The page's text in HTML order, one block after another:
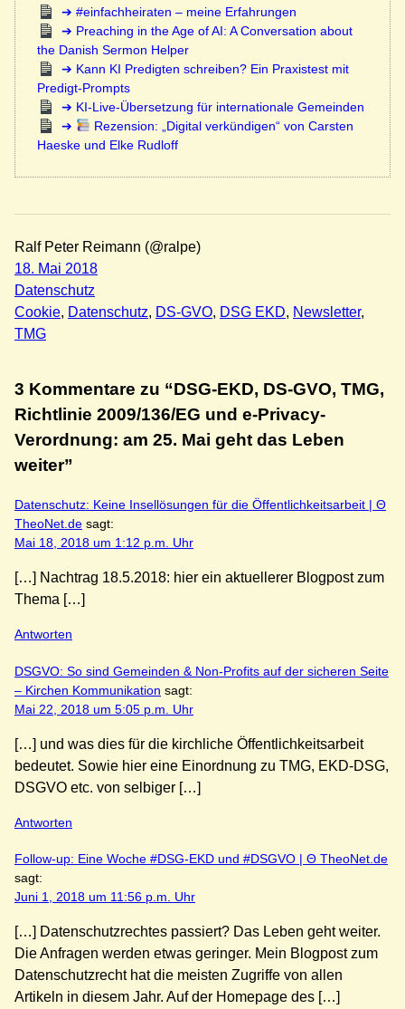
#einfachheiraten – meine Erfahrungen
Preaching in the Age of AI: A Conversation about
the Danish Sermon Helper
Kann KI Predigten schreiben? Ein Praxistest mit
Predigt-Prompts
KI-Live-Übersetzung für internationale Gemeinden
Rezension: „Digital verkündigen“ von Carsten
Haeske und Elke Rudloff
Ralf Peter Reimann (@ralpe)
18. Mai 2018
Datenschutz
Cookie, Datenschutz, DS-GVO, DSG EKD, Newsletter
TMG
3 Kommentare zu “DSG-EKD, DS-GVO, TMG,
Richtlinie 2009/136/EG und e-Privacy-
Verordnung: am 25. Mai geht das Leben
weiter”
Datenschutz: Keine Insellösungen für die Öffentlichkeitsarbeit | Θ
TheoNet.de sagt:
Mai 18, 2018 um 1:12 p.m. Uhr
[…] Nachtrag 18.5.2018: hier ein aktuellerer Blogpost zum
Thema […]
Antworten
DSGVO: So sind Gemeinden & Non-Profits auf der sicheren Seite
– Kirchen Kommunikation sagt:
Mai 22, 2018 um 5:05 p.m. Uhr
[…] und was dies für die kirch­liche Öffent­lich­keits­ar­beit
bedeutet. Sowie hier eine Einord­nung zu TMG, EKD-DSG,
DSGVO etc. von selbiger […]
Antworten
Follow-up: Eine Woche #DSG-EKD und #DSGVO | Θ TheoNet.de
sagt:
Juni 1, 2018 um 11:56 p.m. Uhr
[…] Datenschutzrechtes passiert? Das Leben geht weiter.
Die Anfragen werden etwas geringer. Mein Blogpost zum
Datenschutzrecht hat die meisten Zugriffe von allen
Artikeln in diesem Jahr. Auf der Homepage des […]